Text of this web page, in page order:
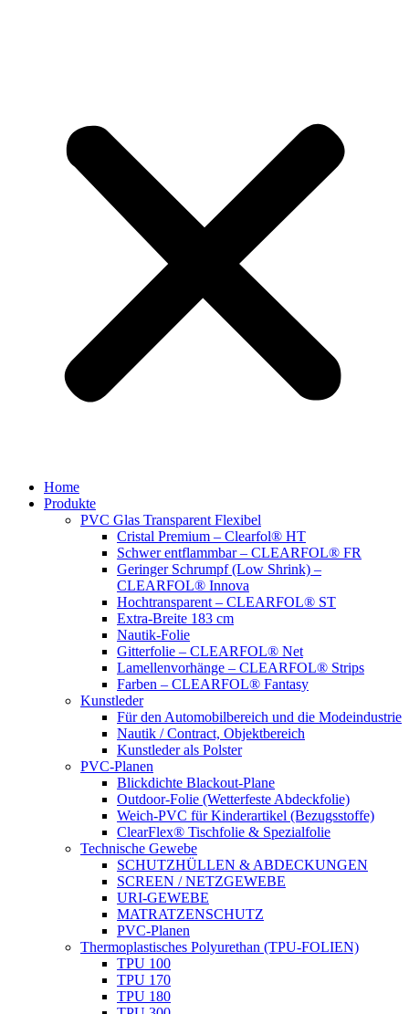
Home
Produkte
PVC Glas Transparent Flexibel
Cristal Premium – Clearfol® HT
Schwer entflammbar – CLEARFOL® FR
Geringer Schrumpf (Low Shrink) –
CLEARFOL® Innova
Hochtransparent – CLEARFOL® ST
Extra-Breite 183 cm
Nautik-Folie
Gitterfolie – CLEARFOL® Net
Lamellenvorhänge – CLEARFOL® Strips
Farben – CLEARFOL® Fantasy
Kunstleder
Für den Automobilbereich und die Modeindustrie
Nautik / Contract, Objektbereich
Kunstleder als Polster
PVC-Planen
Blickdichte Blackout-Plane
Outdoor-Folie (Wetterfeste Abdeckfolie)
Weich-PVC für Kinderartikel (Bezugsstoffe)
ClearFlex® Tischfolie & Spezialfolie
Technische Gewebe
SCHUTZHÜLLEN & ABDECKUNGEN
SCREEN / NETZGEWEBE
URI-GEWEBE
MATRATZENSCHUTZ
PVC-Planen
Thermoplastisches Polyurethan (TPU-FOLIEN)
TPU 100
TPU 170
TPU 180